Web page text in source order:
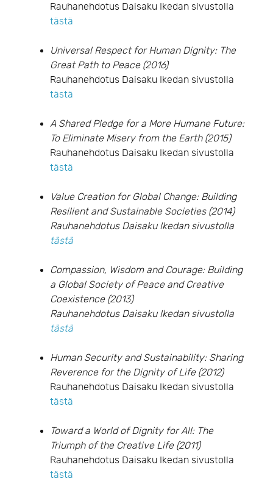
Rauhanehdotus Daisaku Ikedan sivustolla
tästä
UniversalRespect for Human Dignity: The
Great Path to Peace (2016)
Rauhanehdotus Daisaku Ikedan sivustolla
tästä
A Shared Pledge for a More Humane Future:
To Eliminate Misery from the Earth (2015)
Rauhanehdotus Daisaku Ikedan sivustolla
tästä
Value Creation for Global Change: Building
Resilient and Sustainable Societies (2014)
Rauhanehdotus Daisaku Ikedan sivustolla
tästä
Compassion, Wisdom and Courage: Building
a Global Society of Peace and Creative
Coexistence (2013)
Rauhanehdotus Daisaku Ikedan sivustolla
tästä
Human Security and Sustainability: Sharing
Reverence for the Dignity of Life (2012)
Rauhanehdotus Daisaku Ikedan sivustolla
tästä
Toward a World of Dignity for All: The
Triumph of the Creative Life (2011)
Rauhanehdotus Daisaku Ikedan sivustolla
tästä